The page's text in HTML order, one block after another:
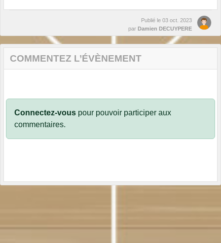
Publié le 03 oct. 2023
par Damien DECUYPERE
COMMENTEZ L’ÉVÈNEMENT
Connectez-vous pour pouvoir participer aux
commentaires.